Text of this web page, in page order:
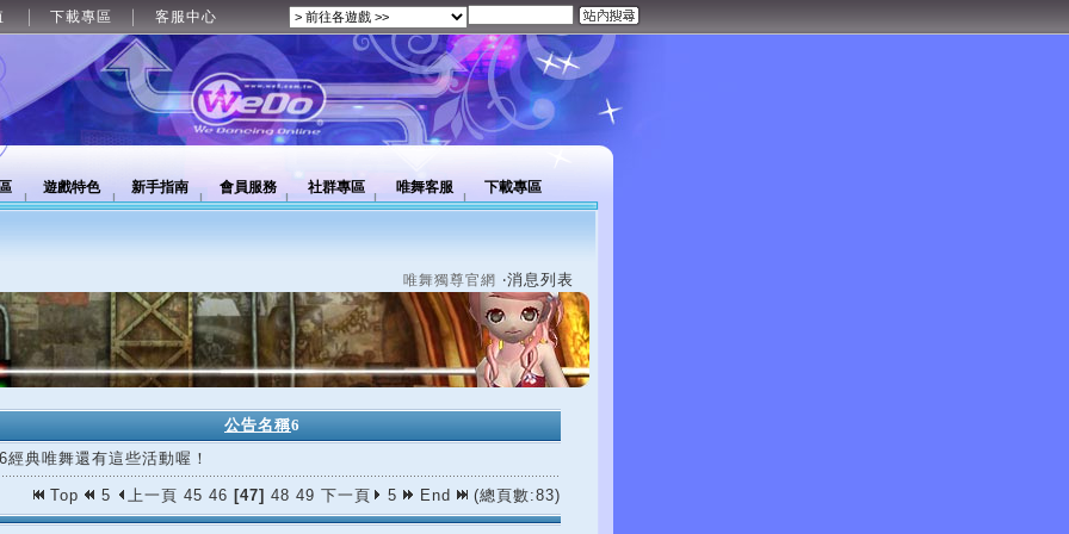
下載專區 客服中心
遊戲特色 新手指南 會員服務 社群專區 唯舞客服 下載專區
唯舞獨尊官網 ‧消息列表
公告名稱6
經典唯舞還有這些活動喔！
Top 5 上一頁 45 46 [47] 48 49 下一頁 5 End (總頁數:83)